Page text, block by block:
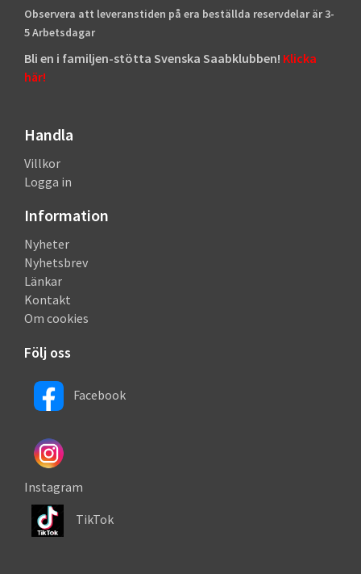
Observera att leveranstiden på era beställda reservdelar är 3-
5 Arbetsdagar
Bli en i familjen-stötta Svenska Saabklubben! Klicka
här!
Handla
Villkor
Logga in
Information
Nyheter
Nyhetsbrev
Länkar
Kontakt
Om cookies
Följ oss
Facebook
Instagram
TikTok